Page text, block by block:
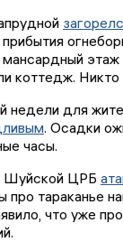
коттедж. Никто
недели для
. Осадки
часы.
Шуйской ЦРБ
про тараканье
что уже